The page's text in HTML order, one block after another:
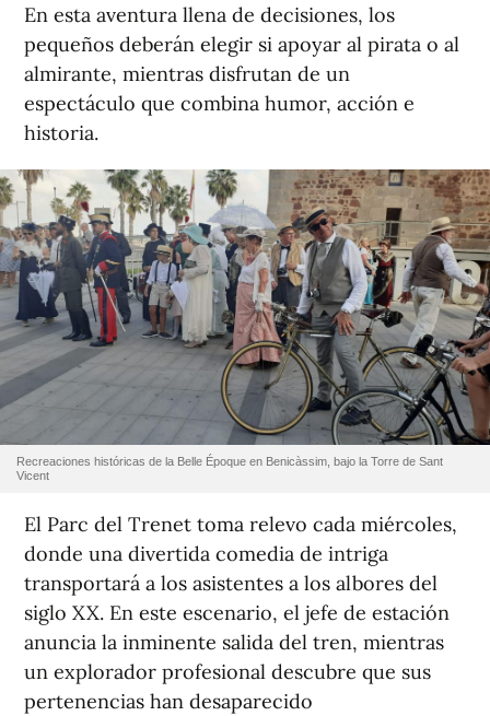
En esta aventura llena de decisiones, los
pequeños deberán elegir si apoyar al pirata o al
almirante, mientras disfrutan de un
espectáculo que combina humor, acción e
historia.
Recreaciones históricas de la Belle Époque en Benicàssim, bajo la Torre de Sant
Vicent
El Parc del Trenet toma relevo cada miércoles,
donde una divertida comedia de intriga
transportará a los asistentes a los albores del
siglo XX. En este escenario, el jefe de estación
anuncia la inminente salida del tren, mientras
un explorador profesional descubre que sus
pertenencias han desaparecido